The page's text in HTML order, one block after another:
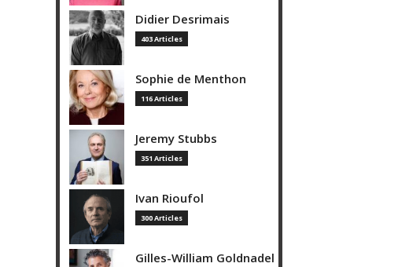
Didier Desrimais
403 Articles
Sophie de Menthon
116 Articles
Jeremy Stubbs
351 Articles
Ivan Rioufol
300 Articles
Gilles-William Goldnadel